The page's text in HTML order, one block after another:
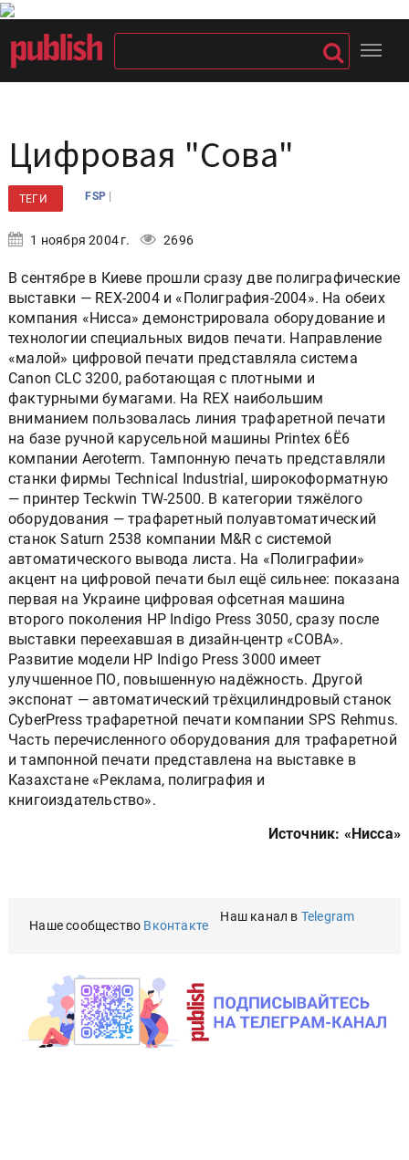
Цифровая "Сова"
ТЕГИ FSP |
1 ноября 2004 г. 2696
В сентябре в Киеве прошли сразу две полиграфические
выставки — REX-2004 и «Полиграфия-2004». На обеих
компания «Нисса» демонстрировала оборудование и
технологии специальных видов печати. Направление
«малой» цифровой печати представляла система
Canon CLC 3200, работающая с плотными и
фактурными бумагами. На REX наибольшим
вниманием пользовалась линия трафаретной печати
на базе ручной карусельной машины Printex 6Ё6
компании Aeroterm. Тампонную печать представляли
станки фирмы Technical Industrial, широкоформатную
— принтер Teckwin TW-2500. В категории тяжёлого
оборудования — трафаретный полуавтоматический
станок Saturn 2538 компании M&R с системой
автоматического вывода листа. На «Полиграфии»
акцент на цифровой печати был ещё сильнее: показана
первая на Украине цифровая офсетная машина
второго поколения HP Indigo Press 3050, сразу после
выставки переехавшая в дизайн-центр «СОВА».
Развитие модели HP Indigo Press 3000 имеет
улучшенное ПО, повышенную надёжность. Другой
экспонат — автоматический трёхцилиндровый станок
CyberPress трафаретной печати компании SPS Rehmus.
Часть перечисленного оборудования для трафаретной
и тампонной печати представлена на выставке в
Казахстане «Реклама, полиграфия и
книгоиздательство».
Источник: «Нисса»
Наше сообщество Вконтакте
Наш канал в Telegram